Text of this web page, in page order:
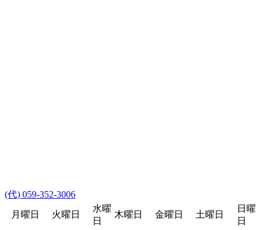
(代) 059-352-3006
月曜日
火曜日
水曜
日
木曜日 金曜日 土曜日
日曜
日